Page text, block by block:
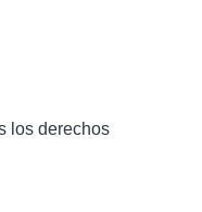
los derechos